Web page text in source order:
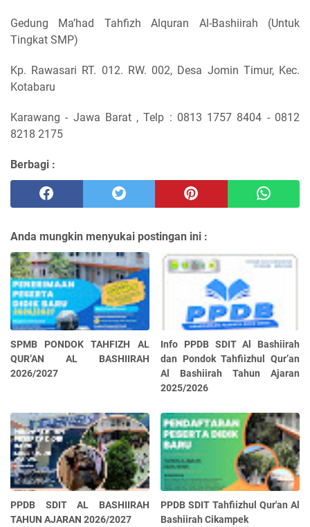
Gedung Ma’had Tahfizh Alquran Al-Bashiirah (Untuk
Tingkat SMP)
Kp. Rawasari RT. 012. RW. 002, Desa Jomin Timur, Kec.
Kotabaru
Karawang - Jawa Barat , Telp : 0813 1757 8404 - 0812
8218 2175
Berbagi :
Anda mungkin menyukai postingan ini :
SPMB PONDOK TAHFIZH AL
QUR’AN AL BASHIIRAH
2026/2027
Info PPDB SDIT Al Bashiirah
dan Pondok Tahfiizhul Qur’an
Al Bashiirah Tahun Ajaran
2025/2026
PPDB SDIT AL BASHIIRAH
TAHUN AJARAN 2026/2027
PPDB SDIT Tahfiizhul Qur'an Al
Bashiirah Cikampek